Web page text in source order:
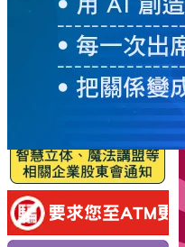
新
思
路